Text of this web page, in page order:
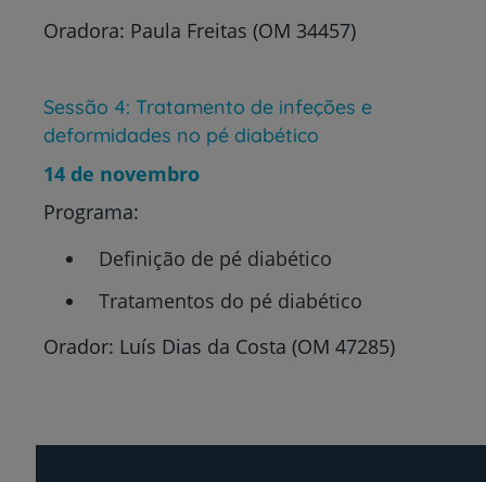
Oradora: Paula Freitas (OM 34457)
Sessão 4: Tratamento de infeções e
deformidades no pé diabético
14 de novembro
Programa:
Definição de pé diabético
Tratamentos do pé diabético
Orador: Luís Dias da Costa (OM 47285)